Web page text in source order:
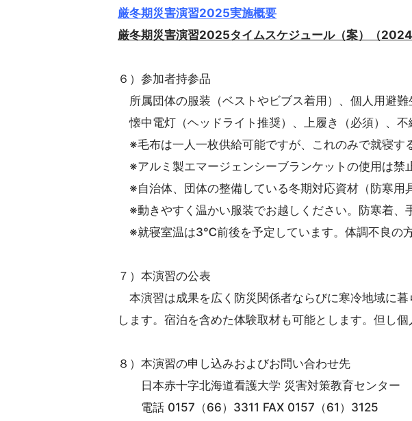
厳冬期災害演習2025実施概要
厳冬期災害演習2025タイムスケジュール（案）（2024
６）参加者持参品
所属団体の服装（ベストやビブス着用）、個人用避難
懐中電灯（ヘッドライト推奨）、上履き（必須）、
※毛布は一人一枚供給可能ですが、これのみで就寝す
※アルミ製エマージェンシーブランケットの使用は禁
※自治体、団体の整備している冬期対応資材（防寒用
※動きやすく温かい服装でお越しください。防寒着、
※就寝室温は3℃前後を予定しています。体調不良の方
７）本演習の公表
本演習は成果を広く防災関係者ならびに寒冷地域に
します。宿泊を含めた体験取材も可能とします。但し
８）本演習の申し込みおよびお問い合わせ先
日本赤十字北海道看護大学 災害対策教育センター
電話 0157（66）3311 FAX 0157（61）3125